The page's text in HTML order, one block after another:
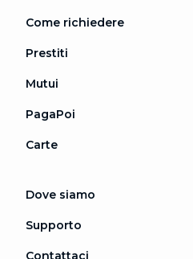
Come richiedere
Prestiti
Mutui
PagaPoi
Carte
Dove siamo
Supporto
Contattaci